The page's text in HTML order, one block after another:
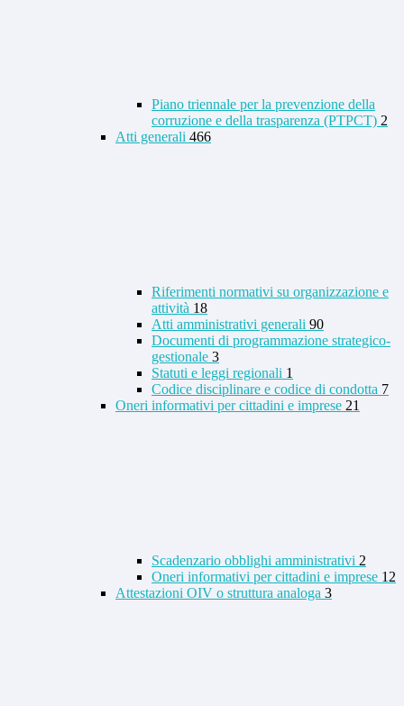
Piano triennale per la prevenzione della
corruzione e della trasparenza (PTPCT) 2
Atti generali 466
Riferimenti normativi su organizzazione e
attività 18
Atti amministrativi generali 90
Documenti di programmazione strategico-
gestionale 3
Statuti e leggi regionali 1
Codice disciplinare e codice di condotta 7
Oneri informativi per cittadini e imprese 21
Scadenzario obblighi amministrativi 2
Oneri informativi per cittadini e imprese 12
Attestazioni OIV o struttura analoga 3